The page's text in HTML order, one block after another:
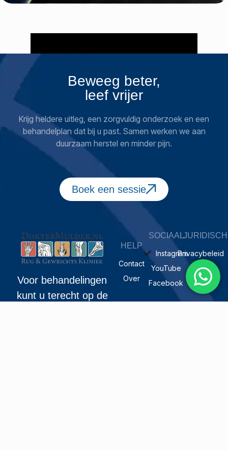
Beweeg beter,
leef vrijer
Krijg heldere uitleg, een zorgvuldig onderzoek en een
behandelplan dat bij u past. Samen werken we aan
duurzaam herstel en minder pijn.
Boek een sessie
Voor behandelingen
kunt u terecht op de
HELP
Contact
Over
SOCIAAL
Instagram
YouTube
Facebook
JURIDISCH
Privacybeleid